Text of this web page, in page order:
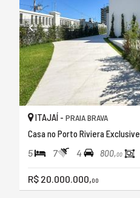
ITAJAÍ - PRAIA BRAVA
Casa no Porto Riviera Exclusive
5 7 4 800,00
R$ 20.000.000,00